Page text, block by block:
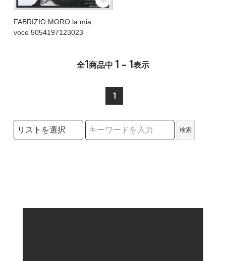
FABRIZIO MORO la mia
voce 5054197123023
全1商品中 1 - 1表示
1
検索リストの選択
検索